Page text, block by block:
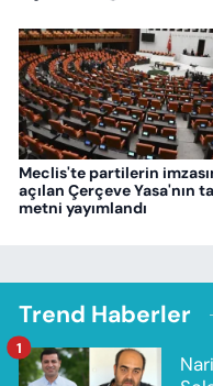
Meclis'te partilerin
açılan Çerçeve Yasa'nın
metni yayımlandı
Trend Haberler
1